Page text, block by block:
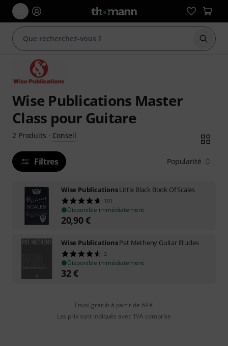
Wise Publications Master
Class pour Guitare
2 Produits · Conseil
Filtres Popularité
Wise PublicationsLittle Black Book Of Scales
101
Disponible immédiatement
20,90€
Wise PublicationsPat Metheny Guitar Etudes
2
Disponible immédiatement
32€
Envoi gratuit à partir de 69 €
Les prix sont indiqués avec TVA comprise